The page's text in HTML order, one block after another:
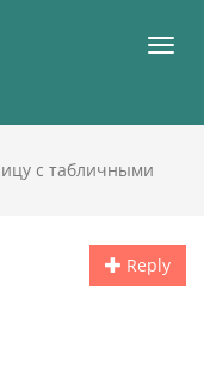
с табличными
Reply